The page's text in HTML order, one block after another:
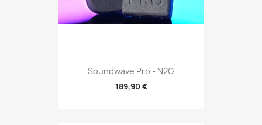
Soundwave Pro - N2G
189,90 €